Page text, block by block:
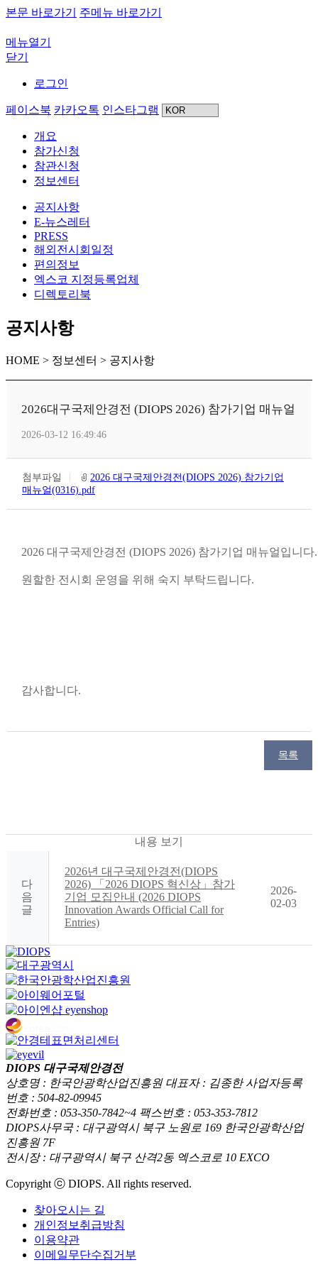
본문 바로가기 주메뉴 바로가기
메뉴열기
닫기
로그인
페이스북 카카오톡 인스타그램
개요
참가신청
참관신청
정보센터
공지사항
E-뉴스레터
PRESS
해외전시회일정
편의정보
엑스코 지정등록업체
디렉토리북
공지사항
HOME > 정보센터 > 공지사항
2026대구국제안경전 (DIOPS 2026) 참가기업 매뉴얼
2026-03-12 16:49:46
첨부파일
2026 대구국제안경전(DIOPS 2026) 참가기업
매뉴얼(0316).pdf
2026 대구국제안경전 (DIOPS 2026) 참가기업 매뉴얼입니다.
원할한 전시회 운영을 위해 숙지 부탁드립니다.
감사합니다.
목록
내용 보기
다
음
글
2026년 대구국제안경전(DIOPS
2026) 「2026 DIOPS 혁신상」참가
기업 모집안내 (2026 DIOPS
Innovation Awards Official Call for
Entries)
2026-
02-03
DIOPS 대구국제안경전
상호명 : 한국안광학산업진흥원 대표자 : 김종한 사업자등록
번호 : 504-82-09945
전화번호 : 053-350-7842~4 팩스번호 : 053-353-7812
DIOPS사무국 : 대구광역시 북구 노원로 169 한국안광학산업
진흥원 7F
전시장 : 대구광역시 북구 산격2동 엑스코로 10 EXCO
Copyright ⓒ DIOPS. All rights reserved.
찾아오시는 길
개인정보취급방침
이용약관
이메일무단수집거부